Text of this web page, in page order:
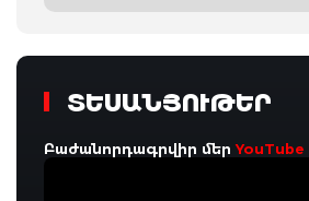
ՏԵՍԱՆՅՈՒԹԵՐ
Բաժանորդագրվիր մերYouTube